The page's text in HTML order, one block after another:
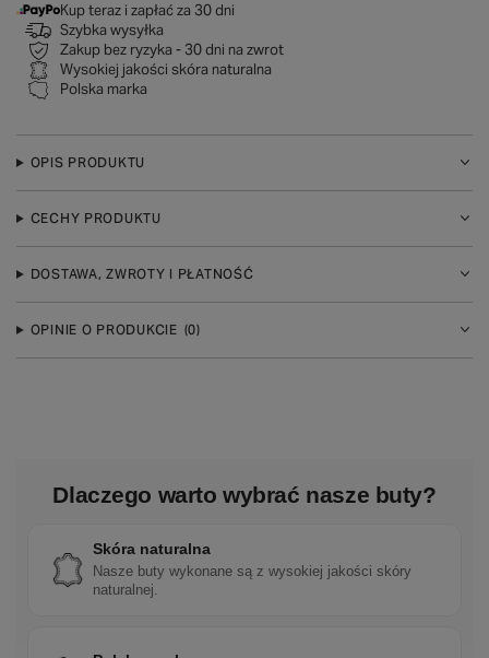
Kup teraz i zapłać za 30 dni
Szybka wysyłka
Zakup bez ryzyka - 30 dni na zwrot
Wysokiej jakości skóra naturalna
Polska marka
OPIS PRODUKTU
CECHY PRODUKTU
DOSTAWA, ZWROTY I PŁATNOŚĆ
OPINIE O PRODUKCIE (0)
Dlaczego warto wybrać nasze buty?
Skóra naturalna
Nasze buty wykonane są z wysokiej jakości skóry
naturalnej.